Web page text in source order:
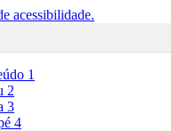
acessibilidade.
1
2
3
4